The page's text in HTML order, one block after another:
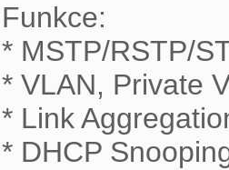
Funkce:
* MSTP/RSTP/
* VLAN, Private
* Link
* DHCP